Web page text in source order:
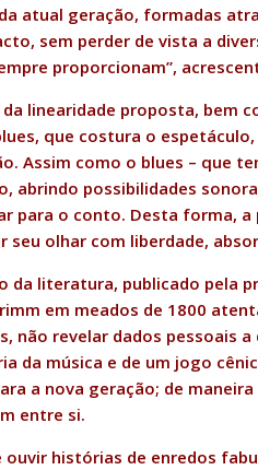
atual geração, formadas
sem perder de vista a
proporcionam”,
linearidade proposta, bem
que costura o
Assim como o blues – que
abrindo possibilidades
para o conto. Desta forma,
seu olhar com liberdade,
da literatura, publicado pela
em meados de 1800
não revelar dados pessoais
da música e de um jogo
a nova geração; de
entre si.
ouvir histórias de enredos